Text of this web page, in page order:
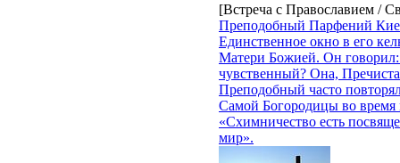
[Встреча с Православием /
Преподобный Парфений
Единственное окно в его
Матери Божией. Он говорил:
чувственный? Она,
Преподобный часто
Самой Богородицы во
«Схимничество есть
мир».